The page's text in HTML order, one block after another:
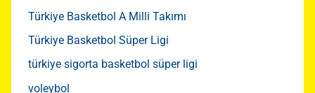
Türkiye Basketbol A Milli Takımı
Türkiye Basketbol Süper Ligi
türkiye sigorta basketbol süper ligi
voleybol